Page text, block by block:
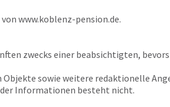
www.koblenz-pension.de.
zwecks einer beabsichtigten,
sowie weitere redaktionelle
Informationen besteht nicht.